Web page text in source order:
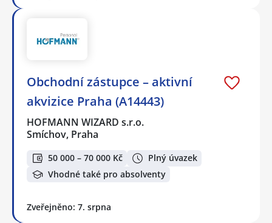
Obchodní zástupce – aktivní
akvizice Praha (A14443)
HOFMANN WIZARD s.r.o.
Smíchov, Praha
50 000 – 70 000 Kč
Plný úvazek
Vhodné také pro absolventy
Zveřejněno: 7. srpna